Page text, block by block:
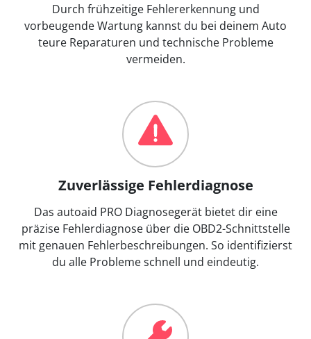
Durch frühzeitige Fehlererkennung und
vorbeugende Wartung kannst du bei deinem Auto
teure Reparaturen und technische Probleme
vermeiden.
Zuverlässige Fehlerdiagnose
Das autoaid PRO Diagnosegerät bietet dir eine
präzise Fehlerdiagnose über die OBD2-Schnittstelle
mit genauen Fehlerbeschreibungen. So identifizierst
du alle Probleme schnell und eindeutig.